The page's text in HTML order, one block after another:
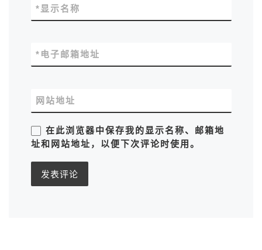
显示名称
*
电子邮箱地址
*
网站地址
在此浏览器中保存我的显示名称、邮箱地
址和网站地址，以便下次评论时使用。